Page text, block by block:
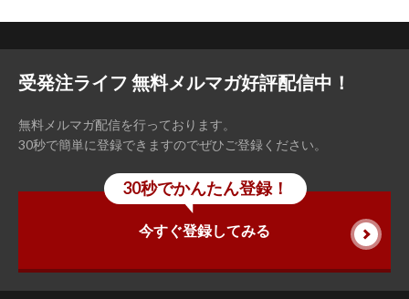
受発注ライフ 無料メルマガ好評配信中！
無料メルマガ配信を行っております。
30秒で簡単に登録できますのでぜひご登録ください。
今すぐ登録してみる
30秒でかんたん登録！